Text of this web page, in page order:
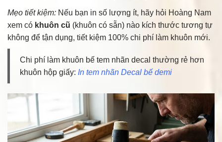
Mẹo tiết kiệm: Nếu bạn in số lượng ít, hãy hỏi Hoàng Nam
xem có khuôn cũ (khuôn có sẵn) nào kích thước tương tự
không để tận dụng, tiết kiệm 100% chi phí làm khuôn mới.
Chi phí làm khuôn bế tem nhãn decal thường rẻ hơn
khuôn hộp giấy: In tem nhãn Decal bế demi